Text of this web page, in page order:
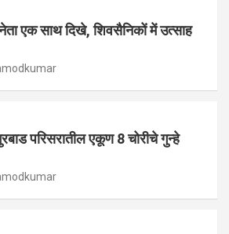
एक साथ दिखे, शिवसैनिकों में उत्साह
परिसरातील एकूण 8 चोरीचे गुन्हे